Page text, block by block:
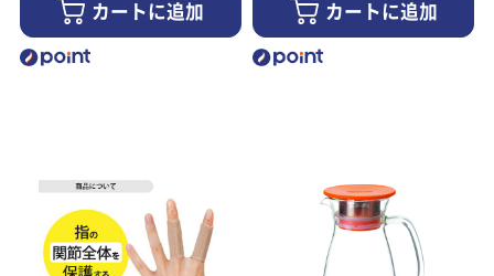
カートに追加 カートに追加